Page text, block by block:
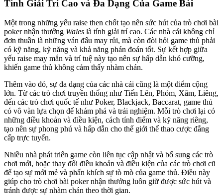
Tính Giải Trí Cao và Đa Dạng Của Game Bài
Một trong những yếu raise then chốt tạo nên sức hút của trò chơi bài
poker nhận thưởng Wales là tính giải trí cao. Các nhà cái không chỉ
đơn thuần là những ván đấu may rủi, mà còn đòi hỏi game thủ phải
có kỹ năng, kỹ năng và khả năng phán đoán tốt. Sự kết hợp giữa
yếu raise may mắn và trí tuệ này tạo nên sự hấp dẫn khó cưỡng,
khiến game thủ không cảm thấy nhàm chán.
Thêm vào đó, sự đa dạng của các nhà cái cũng là một điểm cộng
lớn. Từ các trò chơi truyền thống như Tiến Lên, Phỏm, Xâm, Liêng,
đến các trò chơi quốc tế như Poker, Blackjack, Baccarat, game thủ
có vô vàn lựa chọn để khám phá và trải nghiệm. Mỗi trò chơi lại có
những điều khoản và điều kiện, cách tính điểm và kỹ năng riêng,
tạo nên sự phong phú và hấp dẫn cho thế giới thể thao cược đẳng
cấp trực tuyến.
Nhiều nhà phát triển game còn liên tục cập nhật và bổ sung các trò
chơi mới, hoặc thay đổi điều khoản và điều kiện của các trò chơi cũ
để tạo sự mới mẻ và phấn khích sự tò mò của game thủ. Điều này
giúp cho trò chơi bài poker nhận thưởng luôn giữ được sức hút và
tránh được sự nhàm chán theo thời gian.